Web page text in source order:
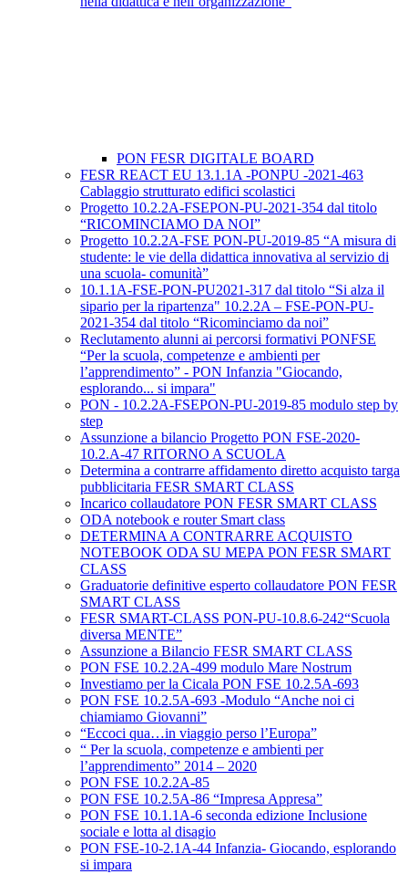
PON FESR DIGITALE BOARD
FESR REACT EU 13.1.1A -PONPU -2021-463
Cablaggio strutturato edifici scolastici
Progetto 10.2.2A-FSEPON-PU-2021-354 dal titolo
“RICOMINCIAMO DA NOI”
Progetto 10.2.2A-FSE PON-PU-2019-85 “A misura di
studente: le vie della didattica innovativa al servizio di
una scuola- comunità”
10.1.1A-FSE-PON-PU2021-317 dal titolo “Si alza il
sipario per la ripartenza" 10.2.2A – FSE-PON-PU-
2021-354 dal titolo “Ricominciamo da noi”
Reclutamento alunni ai percorsi formativi PONFSE
“Per la scuola, competenze e ambienti per
l’apprendimento” - PON Infanzia "Giocando,
esplorando... si impara"
PON - 10.2.2A-FSEPON-PU-2019-85 modulo step by
step
Assunzione a bilancio Progetto PON FSE-2020-
10.2.A-47 RITORNO A SCUOLA
Determina a contrarre affidamento diretto acquisto targa
pubblicitaria FESR SMART CLASS
Incarico collaudatore PON FESR SMART CLASS
ODA notebook e router Smart class
DETERMINA A CONTRARRE ACQUISTO
NOTEBOOK ODA SU MEPA PON FESR SMART
CLASS
Graduatorie definitive esperto collaudatore PON FESR
SMART CLASS
FESR SMART-CLASS PON-PU-10.8.6-242“Scuola
diversa MENTE”
Assunzione a Bilancio FESR SMART CLASS
PON FSE 10.2.2A-499 modulo Mare Nostrum
Investiamo per la Cicala PON FSE 10.2.5A-693
PON FSE 10.2.5A-693 -Modulo “Anche noi ci
chiamiamo Giovanni”
“Eccoci qua…in viaggio perso l’Europa”
“ Per la scuola, competenze e ambienti per
l’apprendimento” 2014 – 2020
PON FSE 10.2.2A-85
PON FSE 10.2.5A-86 “Impresa Appresa”
PON FSE 10.1.1A-6 seconda edizione Inclusione
sociale e lotta al disagio
PON FSE-10-2.1A-44 Infanzia- Giocando, esplorando
si impara